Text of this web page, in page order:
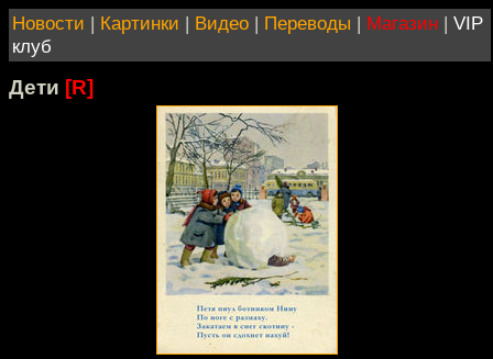
Новости | Картинки | Видео | Переводы | Магазин | VIP
клуб
Дети [R]